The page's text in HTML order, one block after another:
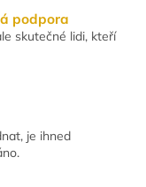
podpora
skutečné lidi, kteří
je ihned